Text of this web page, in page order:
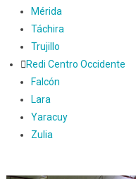
Mérida
Táchira
Trujillo
Redi Centro Occidente
Falcón
Lara
Yaracuy
Zulia